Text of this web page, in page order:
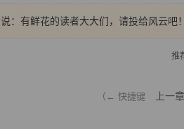
说：有鲜花的读者大大们，请投给风云吧
推
（← 快捷键 上一章